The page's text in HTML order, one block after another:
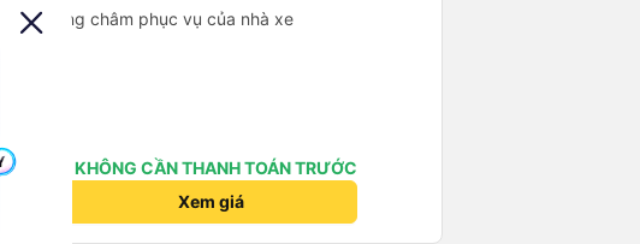
với phương châm phục vụ của nhà xe
KHÔNG CẦN THANH TOÁN TRƯỚC
Xem giá